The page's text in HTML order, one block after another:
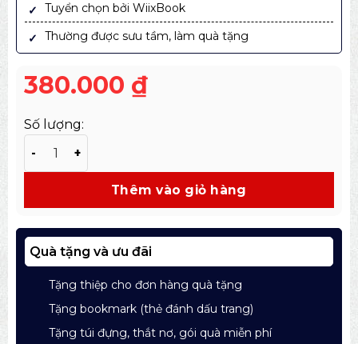
Tuyển chọn bởi WiixBook
Thường được sưu tầm, làm quà tặng
380.000 ₫
Số lượng:
Thêm vào giỏ hàng
Quà tặng và ưu đãi
Tặng thiệp cho đơn hàng quà tặng
Tặng bookmark (thẻ đánh dấu trang)
Tặng túi đựng, thắt nơ, gói quà miễn phí